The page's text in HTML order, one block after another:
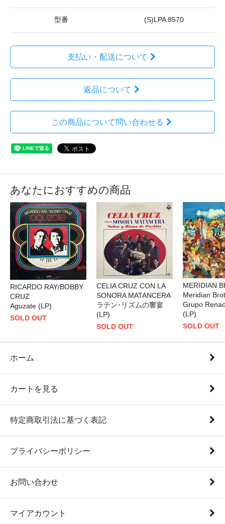
型番 (S)LPA 8570
支払い・配送について
返品について
この商品について問い合わせる
あなたにおすすめの商品
RICARDO RAY/BOBBY
CRUZ
Aguzate (LP)
SOLD OUT
CELIA CRUZ CON LA
SONORA MATANCERA
ラテン･リズムの響宴
(LP)
SOLD OUT
MERIDIAN
Meridian
Grupo
(LP)
SOLD OUT
ホーム
カートを見る
特定商取引法に基づく表記
プライバシーポリシー
お問い合わせ
マイアカウント